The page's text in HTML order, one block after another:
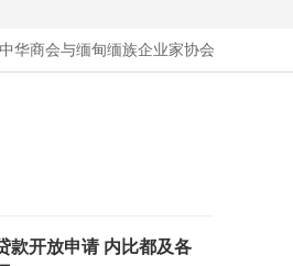
商会与缅甸缅族企业家协会（UMBEEA
款开放申请 内比都及各